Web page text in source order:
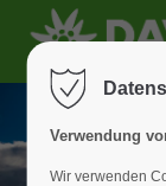
Der Eintrag
Verwendung
Wir verwenden